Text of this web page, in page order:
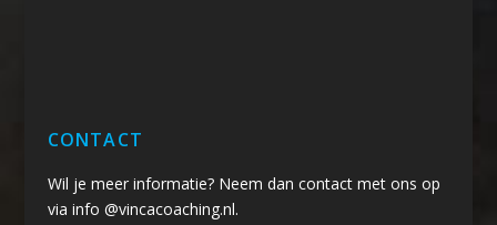
CONTACT
Wil je meer informatie? Neem dan contact met ons op
via info @vincacoaching.nl.